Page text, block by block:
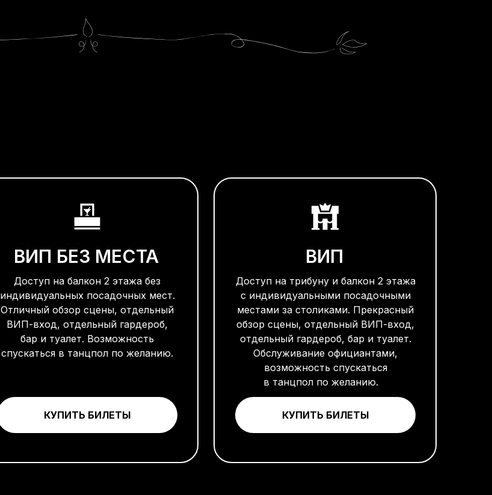
КУПИТЬ БИЛЕТЫ
ВИП БЕЗ МЕСТА
Доступ на балкон 2 этажа без
индивидуальных посадочных мест.
Отличный обзор сцены, отдельный
ВИП-вход, отдельный гардероб,
бар и туалет. Возможность
спускаться в танцпол по желанию.
КУПИТЬ БИЛЕТЫ
ВИП
Доступ на трибуну и балкон 2 этажа
с индивидуальными посадочными
местами за столиками. Прекрасный
обзор сцены, отдельный ВИП-вход,
отдельный гардероб, бар и туалет.
Обслуживание официантами,
возможность спускаться
в танцпол по желанию.